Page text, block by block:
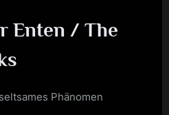
Enten / The
Phänomen